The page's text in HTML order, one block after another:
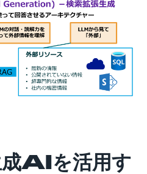
成AIを活用す